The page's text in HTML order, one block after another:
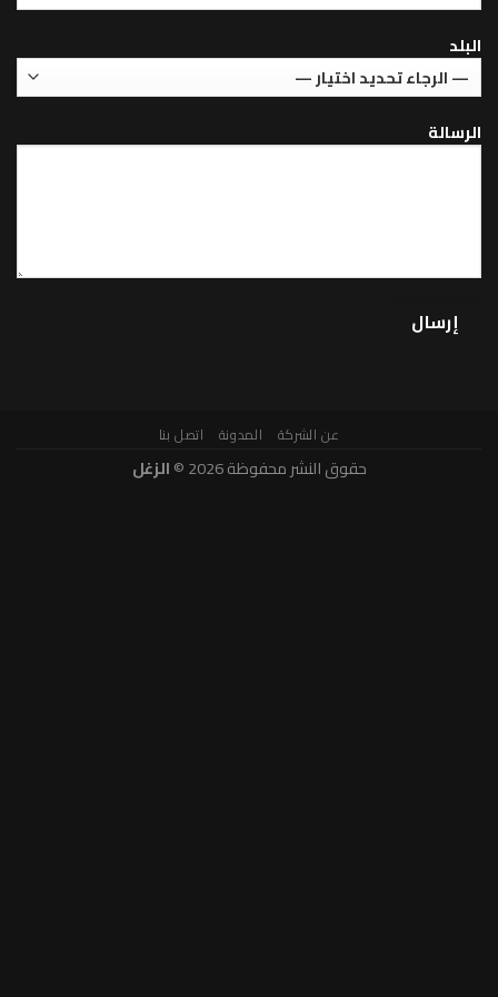
المدونة اتصل بنا
حقوق النشر محفوظة 2026 © الزغل